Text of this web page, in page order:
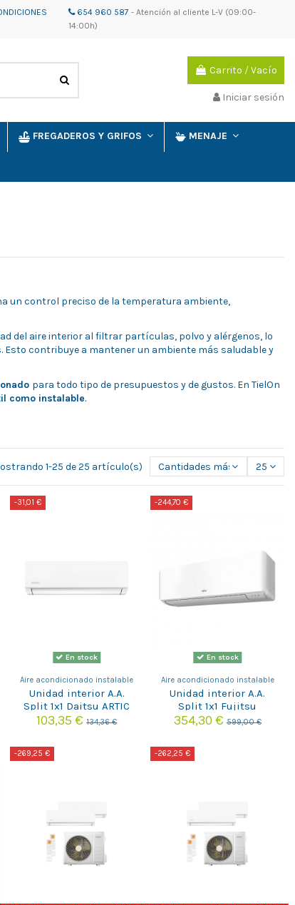
654 960 587 - Atención al cliente L-V (09:00-
14:00h)
Carrito /Vacío
Iniciar sesión
FREGADEROS Y GRIFOS MENAJE
un control preciso de la temperatura ambiente,
del aire interior al filtrar partículas, polvo y alérgenos, lo
contribuye a mantener un ambiente más saludable y
para todo tipo de presupuestos y de gustos. En TielOn
como instalable.
1-25 de 25 artículo(s) Cantidades más grandes
25
-31,01 €
En stock
Aire acondicionado instalable
Unidad interior A.A.
Split 1x1 Daitsu ARTIC
DS-9KZ
103,35 €134,36 €
-244,70 €
En stock
Aire acondicionado instalable
Unidad interior A.A.
Split 1x1 Fujitsu
ASY35MI-KM WIFI
354,30 €599,00 €
-269,25 € -262,25 €